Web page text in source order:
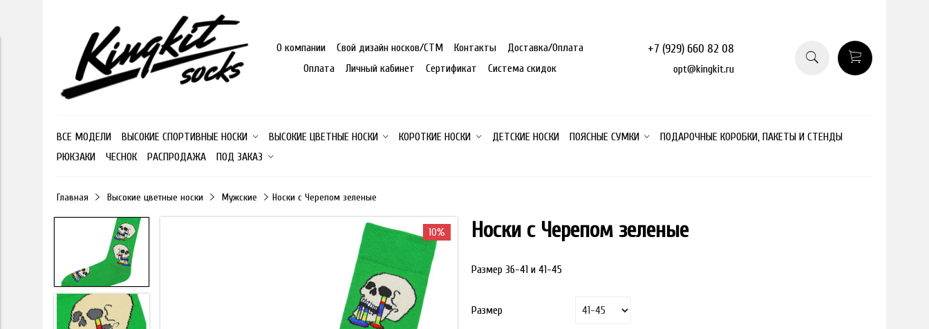
О компании Свой дизайн носков/СТМ Контакты
Доставка/Оплата
Оплата
Личный кабинет Сертификат Система скидок
+7 (929) 660 82 08
opt@kingkit.ru
ВСЕ МОДЕЛИ ВЫСОКИЕ СПОРТИВНЫЕ НОСКИ ВЫСОКИЕ ЦВЕТНЫЕ НОСКИ КОРОТКИЕ НОСКИ ДЕТСКИЕ НОСКИ ПОЯСНЫЕ СУМКИ
ПОДАРОЧНЫЕ КОРОБКИ, ПАКЕТЫ И СТЕНДЫ
РЮКЗАКИ
ЧЕСНОК РАСПРОДАЖА ПОД ЗАКАЗ
Главная Высокие цветные носки Мужские Носки с Черепом зеленые
10% Носки с Черепом зеленые
Размер 36-41 и 41-45
Размер